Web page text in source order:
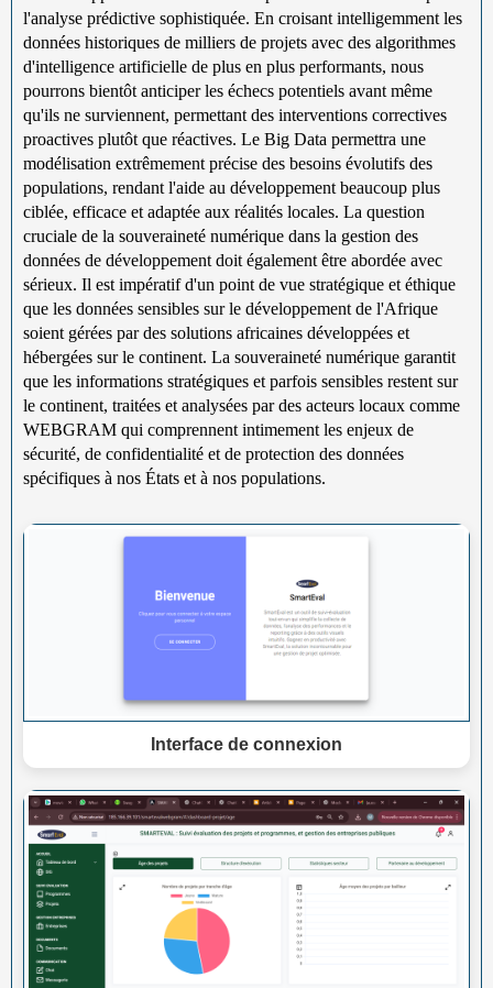
l'analyse prédictive sophistiquée. En croisant intelligemment les
données historiques de milliers de projets avec des algorithmes
d'intelligence artificielle de plus en plus performants, nous
pourrons bientôt anticiper les échecs potentiels avant même
qu'ils ne surviennent, permettant des interventions correctives
proactives plutôt que réactives. Le Big Data permettra une
modélisation extrêmement précise des besoins évolutifs des
populations, rendant l'aide au développement beaucoup plus
ciblée, efficace et adaptée aux réalités locales. La question
cruciale de la souveraineté numérique dans la gestion des
données de développement doit également être abordée avec
sérieux. Il est impératif d'un point de vue stratégique et éthique
que les données sensibles sur le développement de l'Afrique
soient gérées par des solutions africaines développées et
hébergées sur le continent. La souveraineté numérique garantit
que les informations stratégiques et parfois sensibles restent sur
le continent, traitées et analysées par des acteurs locaux comme
WEBGRAM qui comprennent intimement les enjeux de
sécurité, de confidentialité et de protection des données
spécifiques à nos États et à nos populations.
Interface de connexion